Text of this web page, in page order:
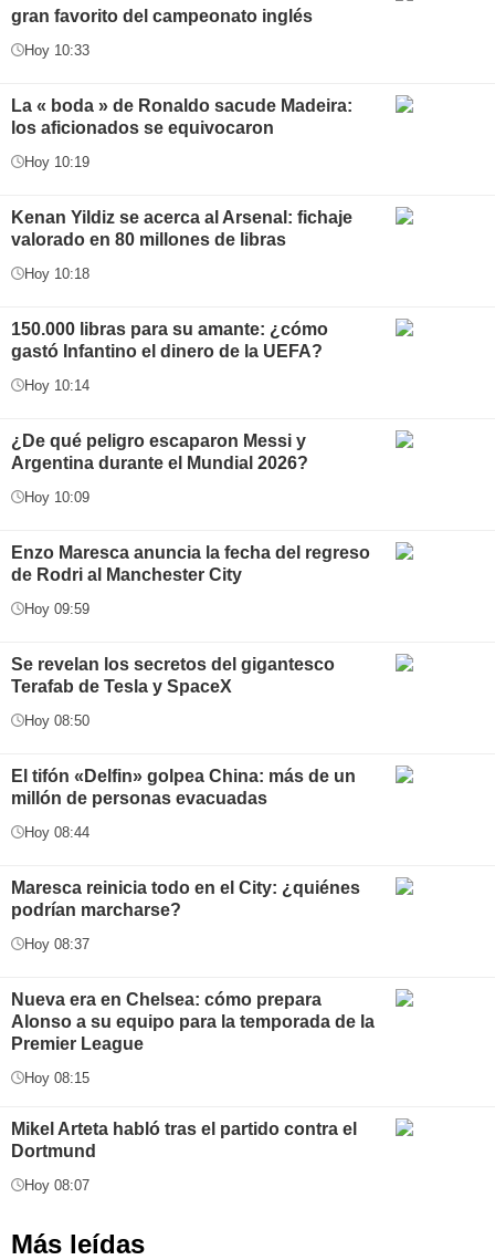
gran favorito del campeonato inglés
Hoy 10:33
La « boda » de Ronaldo sacude Madeira:
los aficionados se equivocaron
Hoy 10:19
Kenan Yildiz se acerca al Arsenal: fichaje
valorado en 80 millones de libras
Hoy 10:18
150.000 libras para su amante: ¿cómo
gastó Infantino el dinero de la UEFA?
Hoy 10:14
¿De qué peligro escaparon Messi y
Argentina durante el Mundial 2026?
Hoy 10:09
Enzo Maresca anuncia la fecha del regreso
de Rodri al Manchester City
Hoy 09:59
Se revelan los secretos del gigantesco
Terafab de Tesla y SpaceX
Hoy 08:50
El tifón «Delfin» golpea China: más de un
millón de personas evacuadas
Hoy 08:44
Maresca reinicia todo en el City: ¿quiénes
podrían marcharse?
Hoy 08:37
Nueva era en Chelsea: cómo prepara
Alonso a su equipo para la temporada de la
Premier League
Hoy 08:15
Mikel Arteta habló tras el partido contra el
Dortmund
Hoy 08:07
Más leídas